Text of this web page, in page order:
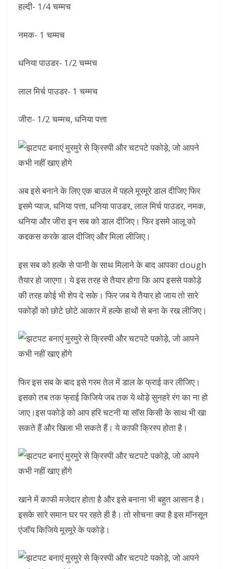
हल्दी- 1/4 चम्मच
नमक- 1 चम्मच
धनिया पाउडर- 1/2 चम्मच
लाल मिर्च पाउडर- 1 चम्मच
जीरा- 1/2 चम्मच, धनिया पत्ता
अब इसे बनाने के लिए एक बाउल में पहले मूरमूरे डाल दीजिए फिर
इसमे प्याज, धनिया पत्ता, धनिया पाउडर, लाल मिर्च पाउडर, नमक,
धनिया और जीरा इन सब को डाल दीजिए। फिर इसमे आलू को
कद्दकस करके डाल दीजिए और मिला लीजिए।
इस सब को हल्के से पानी के साथ मिलाने के बाद आपका dough
तैयार हो जाएगा। ये इस तरह से तैयार होगा कि आप इससे पकोड़े
की तरह कोई भी शेप दे सके। फिर जब ये तैयार हो जाय तो सारे
पकोड़ों को छोटे छोटे आकार में हल्के हाथों से बना के रख लीजिए।
फिर इस सब के बाद इसे गरम तेल में डाल के फ्राई कर लीजिए।
इसको तब तक फ्राई किजिये जब तक ये थोड़े सुनहरे रंग का ना हो
जाए।इस पकोड़े को आप हरि चटनी या सॉस किसी के साथ भी खा
सकते हैं और खिला भी सकते हैं। ये काफी क्रिस्प होता है।
खाने में काफी मजेदार होता है और इसे बनाना भी बहुत आसान है।
इसके सारे समान घर पर रहते ही है। तो सोचना क्या है इस मॉनसून
एंजॉय किजिये मूरमूरे के पकोड़े।